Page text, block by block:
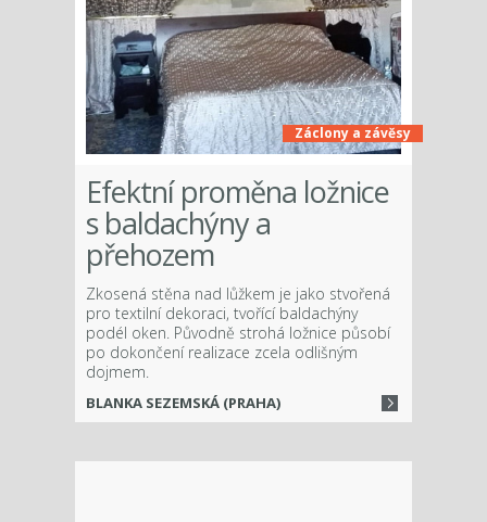
Záclony a závěsy
Efektní proměna ložnice
s baldachýny a
přehozem
Zkosená stěna nad lůžkem je jako stvořená
pro textilní dekoraci, tvořící baldachýny
podél oken. Původně strohá ložnice působí
po dokončení realizace zcela odlišným
dojmem.
BLANKA SEZEMSKÁ (PRAHA)